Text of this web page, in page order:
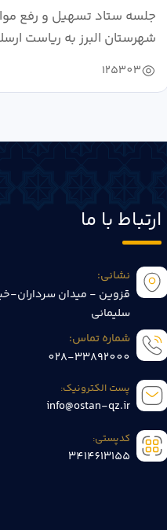
جلسه ستاد تسهیل و رفع
شهرستان البرز به ریاست
125303
ارتباط با ما
نشانی:
قزوین - میدان سرداران-
سلیمانی
شماره تماس:
028-33892000
پست الکترونیک:
info@ostan-qz.ir
کدپستی:
3414613155